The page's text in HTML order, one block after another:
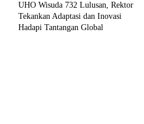
UHO Wisuda 732 Lulusan, Rektor
Tekankan Adaptasi dan Inovasi
Hadapi Tantangan Global